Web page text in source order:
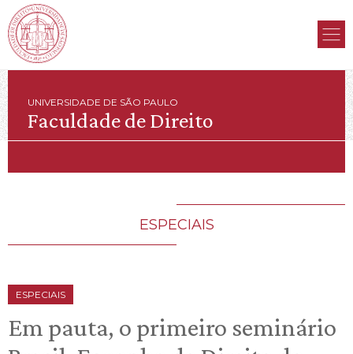
UNIVERSIDADE DE SÃO PAULO
Faculdade de Direito
ESPECIAIS
ESPECIAIS
Em pauta, o primeiro seminário